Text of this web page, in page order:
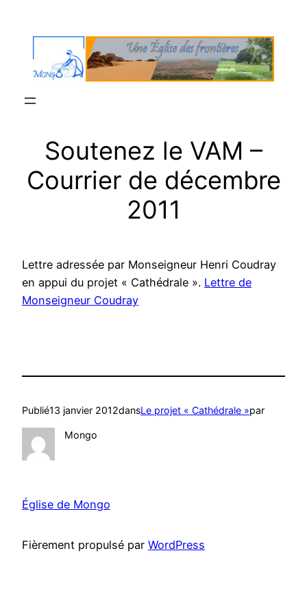
Soutenez le VAM –
Courrier de décembre
2011
Lettre adressée par Monseigneur Henri Coudray
en appui du projet « Cathédrale ». Lettre de
Monseigneur Coudray
Publié13 janvier 2012dansLe projet « Cathédrale »par
Mongo
Église de Mongo
Fièrement propulsé par WordPress